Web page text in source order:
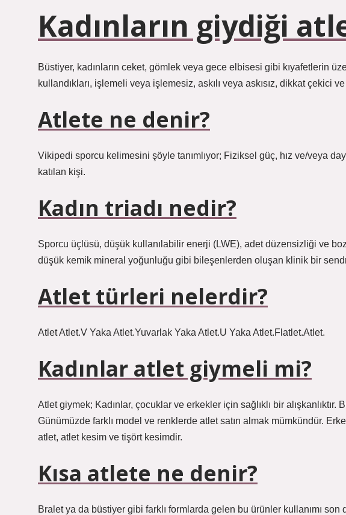
Kadınların giydiği
Büstiyer, kadınların ceket, gömlek veya gece elbisesi gibi kıyafetlerin
kullandıkları, işlemeli veya işlemesiz, askılı veya askısız, dikkat çekici ve
Atlete ne denir?
Vikipedi sporcu kelimesini şöyle tanımlıyor; Fiziksel güç, hız ve/veya
katılan kişi.
Kadın triadı nedir?
Sporcu üçlüsü, düşük kullanılabilir enerji (LWE), adet düzensizliği ve
düşük kemik mineral yoğunluğu gibi bileşenlerden oluşan klinik bir
Atlet türleri nelerdir?
Atlet Atlet.V Yaka Atlet.Yuvarlak Yaka Atlet.U Yaka Atlet.Flatlet.Atlet.
Kadınlar atlet giymeli mi?
Atlet giymek; Kadınlar, çocuklar ve erkekler için sağlıklı bir
Günümüzde farklı model ve renklerde atlet satın almak mümkündür.
atlet, atlet kesim ve tişört kesimdir.
Kısa atlete ne denir?
Bralet ya da büstiyer gibi farklı formlarda gelen bu ürünler kullanımı